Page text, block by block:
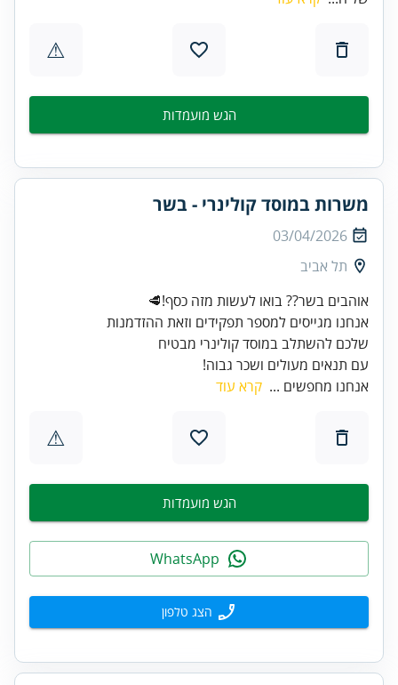
⚠
הגש מועמדות
משרות במוסד קולינרי - בשר
03/04/2026
תל אביב
עם תנאים מעולים ושכר גבוה!
אנחנו מחפשים ... קרא עוד
⚠
הגש מועמדות
הצג טלפון